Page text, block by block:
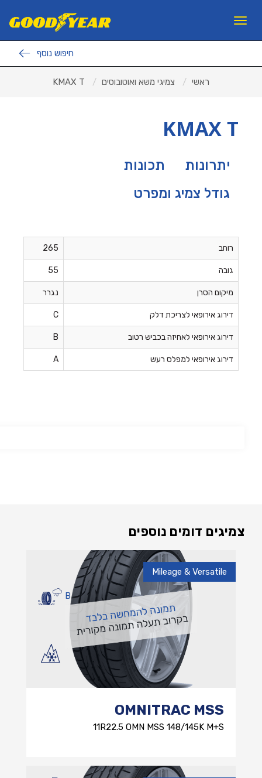
×
פנצ'ריות
צמיגים לעבודות עפר
ראשי
Toggle
חיפוש נוסף
ראשי צמיגי משא ואוטובוסים KMAX T
KMAX T
יתרונות
תכונות
גודל צמיג ומפרט
רוחב 265
גובה 55
מיקום הסרן נגרר
דירוג אירופאי לצריכת דלק C
דירוג אירופאי לאחיזה בכביש רטוב B
דירוג אירופאי למפלס רעש A
צמיגים דומים נוספים
Mileage & Versatile
B
OMNITRAC MSS
11R22.5 OMN MSS 148/145K M+S